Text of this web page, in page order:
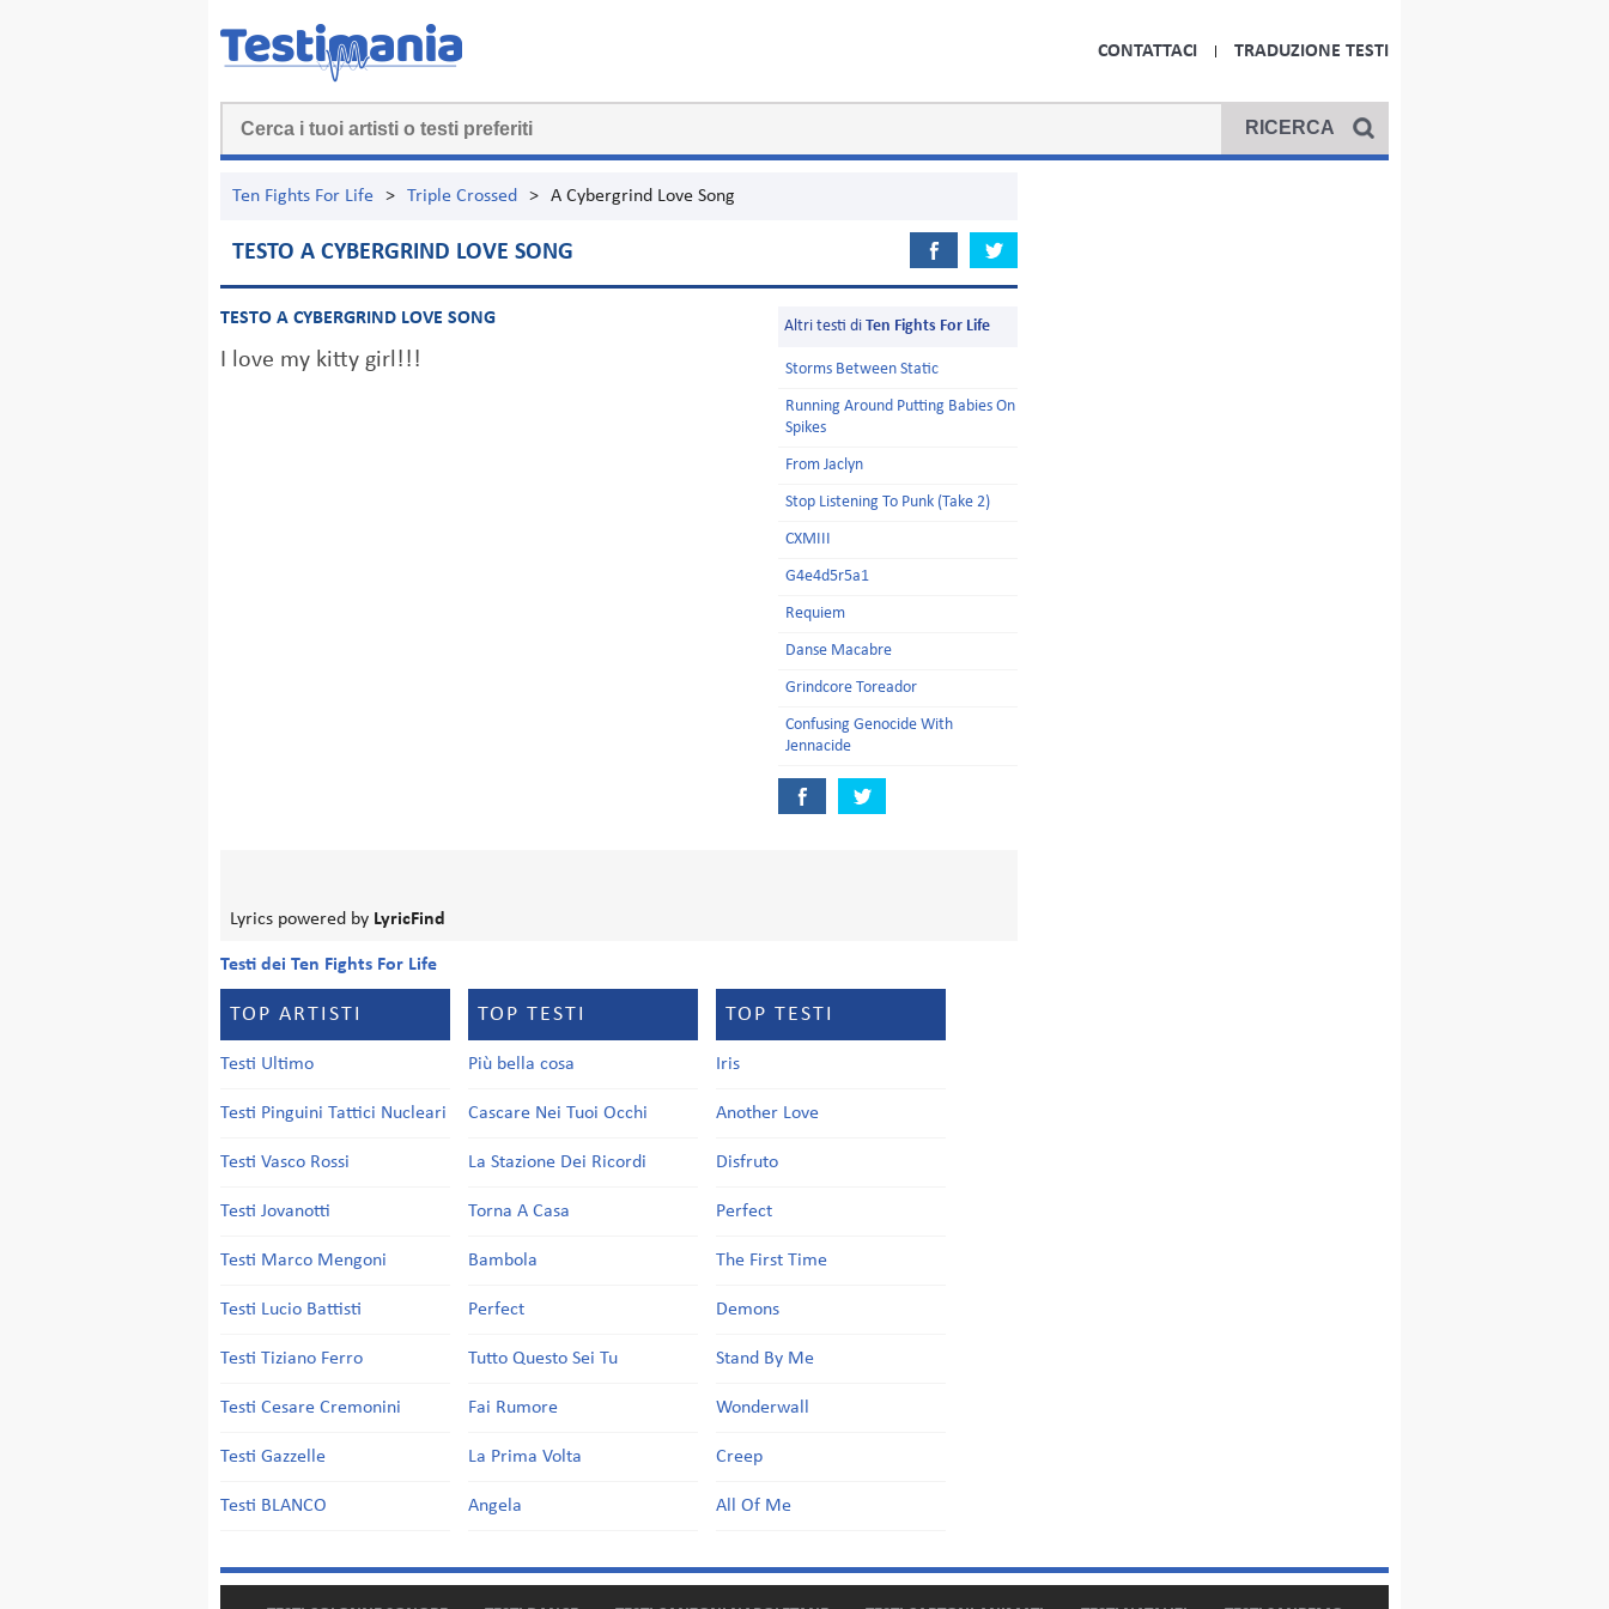
CONTATTACI TRADUZIONE TESTI
Ten Fights For Life > Triple Crossed > A Cybergrind Love Song
TESTO A CYBERGRIND LOVE SONG
TESTO A CYBERGRIND LOVE SONG
I love my kitty girl!!!
Altri testi di Ten Fights For Life
Storms Between Static
Running Around Putting Babies On
Spikes
From Jaclyn
Stop Listening To Punk (Take 2)
CXMIII
G4e4d5r5a1
Requiem
Danse Macabre
Grindcore Toreador
Confusing Genocide With
Jennacide
Lyrics powered by LyricFind
Testi dei Ten Fights For Life
TOP ARTISTI
Testi Ultimo
Testi Pinguini Tattici Nucleari
Testi Vasco Rossi
Testi Jovanotti
Testi Marco Mengoni
Testi Lucio Battisti
Testi Tiziano Ferro
Testi Cesare Cremonini
Testi Gazzelle
Testi BLANCO
TOP TESTI
Più bella cosa
Cascare Nei Tuoi Occhi
La Stazione Dei Ricordi
Torna A Casa
Bambola
Perfect
Tutto Questo Sei Tu
Fai Rumore
La Prima Volta
Angela
TOP TESTI
Iris
Another Love
Disfruto
Perfect
The First Time
Demons
Stand By Me
Wonderwall
Creep
All Of Me